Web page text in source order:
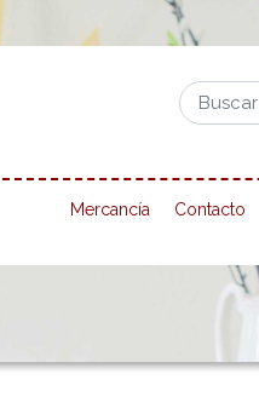
Mercancía Contacto